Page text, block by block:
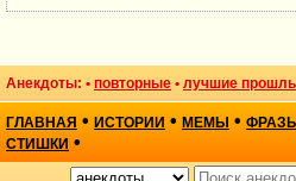
Анекдоты: • повторные • лучшие
ГЛАВНАЯ • ИСТОРИИ • МЕМЫ • ФРАЗЫ
СТИШКИ •